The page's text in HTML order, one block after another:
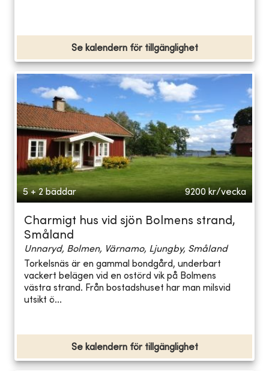
Se kalendern för tillgänglighet
5 + 2 bäddar 9200 kr/vecka
Charmigt hus vid sjön Bolmens strand,
Småland
Unnaryd, Bolmen, Värnamo, Ljungby, Småland
Torkelsnäs är en gammal bondgård, underbart
vackert belägen vid en ostörd vik på Bolmens
västra strand. Från bostadshuset har man milsvid
utsikt ö...
Se kalendern för tillgänglighet